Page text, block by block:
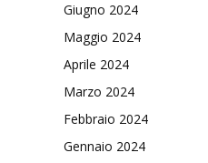
Giugno 2024
Maggio 2024
Aprile 2024
Marzo 2024
Febbraio 2024
Gennaio 2024